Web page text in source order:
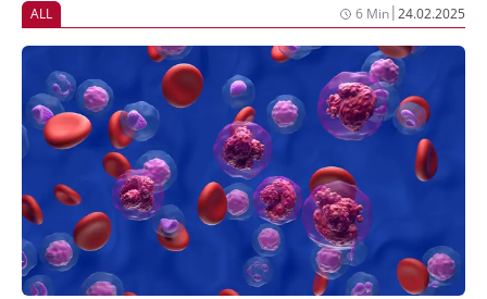
ALL 6 Min|24.02.2025